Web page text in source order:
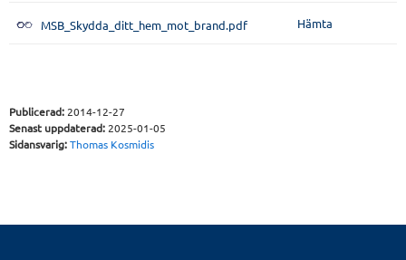
MSB_Skydda_ditt_hem_mot_brand.pdf Hämta
Publicerad: 2014-12-27
Senast uppdaterad: 2025-01-05
Sidansvarig:Thomas Kosmidis